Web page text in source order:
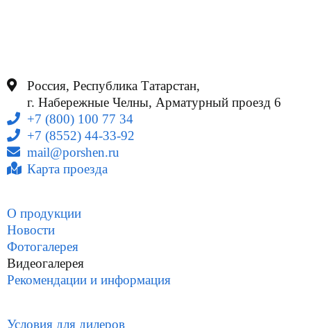
Россия, Республика Татарстан,
г. Набережные Челны, Арматурный проезд 6
+7 (800) 100 77 34
+7 (8552) 44-33-92
mail@porshen.ru
Карта проезда
О продукции
Новости
Фотогалерея
Видеогалерея
Рекомендации и информация
Условия для дилеров